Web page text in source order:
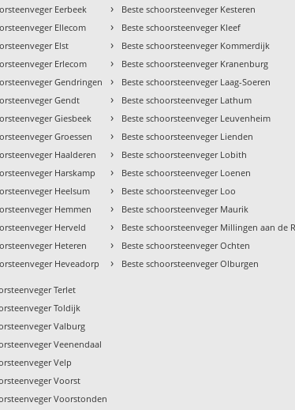
Eerbeek
Ellecom
Elst
Erlecom
Gendringen
Gendt
Giesbeek
Groessen
Haalderen
Harskamp
Heelsum
Hemmen
Herveld
Heteren
Heveadorp
› Beste schoorsteenveger Kesteren
› Beste schoorsteenveger Kleef
› Beste schoorsteenveger Kommerdijk
› Beste schoorsteenveger Kranenburg
› Beste schoorsteenveger Laag-Soeren
› Beste schoorsteenveger Lathum
› Beste schoorsteenveger Leuvenheim
› Beste schoorsteenveger Lienden
› Beste schoorsteenveger Lobith
› Beste schoorsteenveger Loenen
› Beste schoorsteenveger Loo
› Beste schoorsteenveger Maurik
› Beste schoorsteenveger Millingen aan de
› Beste schoorsteenveger Ochten
› Beste schoorsteenveger Olburgen
Terlet
Toldijk
Valburg
Veenendaal
Velp
Voorst
Voorstonden